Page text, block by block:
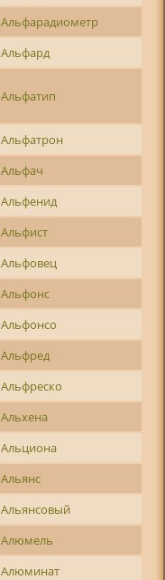
Альфарадиометр
Альфард
Альфатип
Альфатрон
Альфач
Альфенид
Альфист
Альфовец
Альфонс
Альфонсо
Альфред
Альфреско
Альхена
Альциона
Альянс
Альянсовый
Алюмель
Алюминат